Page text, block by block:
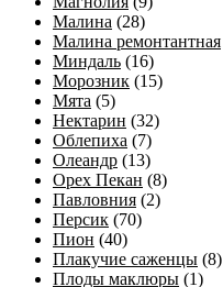
Малина (28)
Малина ремонтантная
Миндаль (16)
Морозник (15)
Мята (5)
Нектарин (32)
Облепиха (7)
Олеандр (13)
Орех Пекан (8)
Павловния (2)
Персик (70)
Пион (40)
Плакучие саженцы (8)
Плоды маклюры (1)